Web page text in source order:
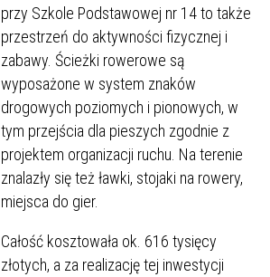
przy Szkole Podstawowej nr 14 to także
przestrzeń do aktywności fizycznej i
zabawy. Ścieżki rowerowe są
wyposażone w system znaków
drogowych poziomych i pionowych, w
tym przejścia dla pieszych zgodnie z
projektem organizacji ruchu. Na terenie
znalazły się też ławki, stojaki na rowery,
miejsca do gier.
Całość kosztowała ok. 616 tysięcy
złotych, a za realizację tej inwestycji